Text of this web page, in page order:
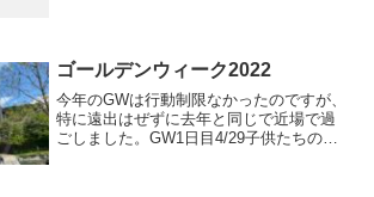
ながら言ったのですが、メ...
ゴールデンウィーク2022
今年のGWは行動制限なかったのですが、
特に遠出はぜずに去年と同じで近場で過
ごしました。GW1日目4/29子供たちの運